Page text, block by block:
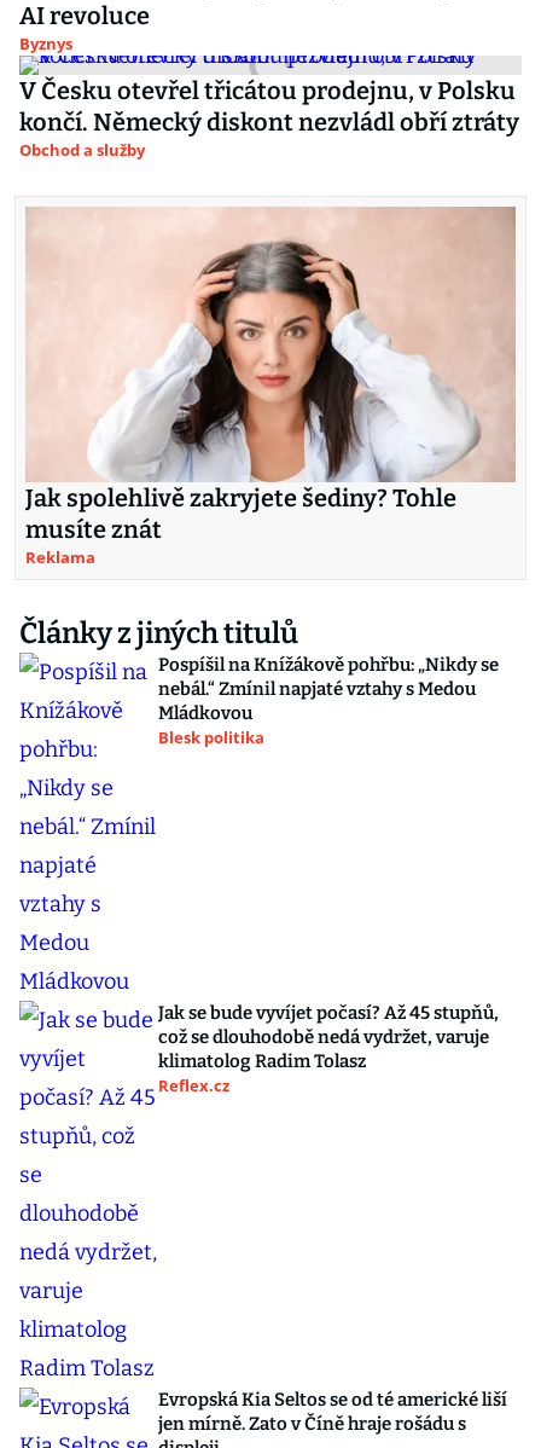
AI revoluce
Byznys
V Česku otevřel třicátou prodejnu, v Polsku
končí. Německý diskont nezvládl obří ztráty
Obchod a služby
Jak spolehlivě zakryjete šediny? Tohle
musíte znát
Reklama
Články z jiných titulů
Pospíšil na Knížákově pohřbu: „Nikdy se
nebál.“ Zmínil napjaté vztahy s Medou
Mládkovou
Blesk politika
Jak se bude vyvíjet počasí? Až 45 stupňů,
což se dlouhodobě nedá vydržet, varuje
klimatolog Radim Tolasz
Reflex.cz
Evropská Kia Seltos se od té americké liší
jen mírně. Zato v Číně hraje rošádu s